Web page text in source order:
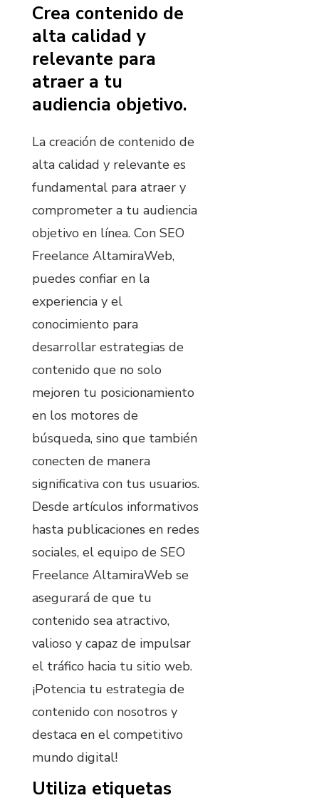
Crea contenido de
alta calidad y
relevante para
atraer a tu
audiencia objetivo.
La creación de contenido de
alta calidad y relevante es
fundamental para atraer y
comprometer a tu audiencia
objetivo en línea. Con SEO
Freelance AltamiraWeb,
puedes confiar en la
experiencia y el
conocimiento para
desarrollar estrategias de
contenido que no solo
mejoren tu posicionamiento
en los motores de
búsqueda, sino que también
conecten de manera
significativa con tus usuarios.
Desde artículos informativos
hasta publicaciones en redes
sociales, el equipo de SEO
Freelance AltamiraWeb se
asegurará de que tu
contenido sea atractivo,
valioso y capaz de impulsar
el tráfico hacia tu sitio web.
¡Potencia tu estrategia de
contenido con nosotros y
destaca en el competitivo
mundo digital!
Utiliza etiquetas